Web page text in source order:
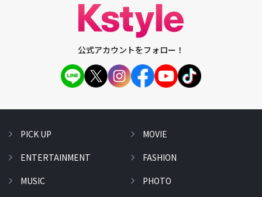
公式アカウントをフォロー！
PICK UP
ENTERTAINMENT
MUSIC
MOVIE
FASHION
PHOTO